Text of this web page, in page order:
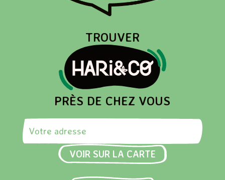
TROUVER
PRÈS DE CHEZ VOUS
Rechercher une adresse
VOIR SUR LA CARTE